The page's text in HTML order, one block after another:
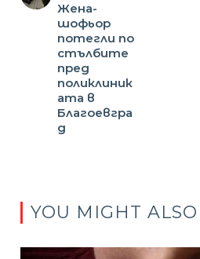
Жена-
шофьор
потегли по
стълбите
пред
поликлиник
ата в
Благоевгра
д
YOU MIGHT